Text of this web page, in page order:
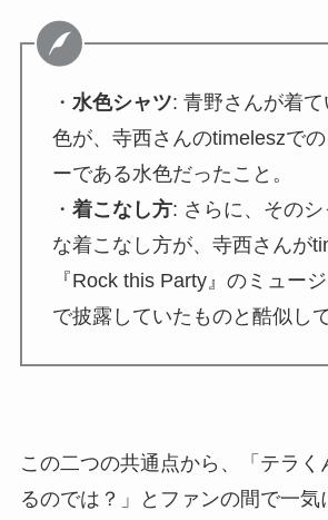
・ 水色シャツ: 青野さんが着
色が、寺西さんのtimeleszで
ーである水色だったこと。
・ 着こなし方: さらに、その
な着こなし方が、寺西さんが
『Rock this Party』のミュー
で披露していたものと酷似し
この二つの共通点から、「テラく
るのでは？」とファンの間で一気